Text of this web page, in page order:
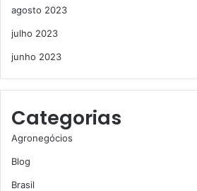
agosto 2023
julho 2023
junho 2023
Categorias
Agronegócios
Blog
Brasil